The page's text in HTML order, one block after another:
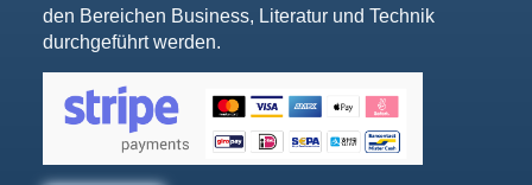
den Bereichen Business, Literatur und Technik
durchgeführt werden.